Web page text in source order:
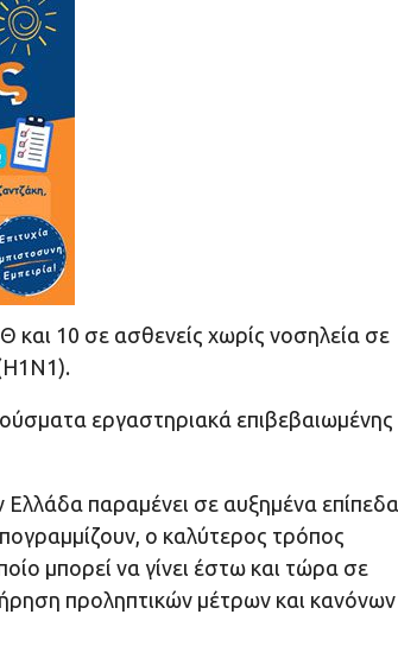
10 σε ασθενείς χωρίς νοσηλεία σε
εργαστηριακά επιβεβαιωμένης
παραμένει σε αυξημένα επίπεδα,
ο καλύτερος τρόπος
μπορεί να γίνει έστω και τώρα σε
προληπτικών μέτρων και κανόνων